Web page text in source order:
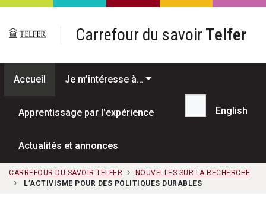
Passer au contenu principal
Carrefour du savoir Telfer
Accueil Je m’intéresse à…
Apprentissage par l'expérience
Actualités et annonces
Recherche...
English
CARREFOUR DU SAVOIR TELFER
NOUVELLES SUR LA RECHERCHE
L’ACTIVISME POUR DES POLITIQUES DURABLES